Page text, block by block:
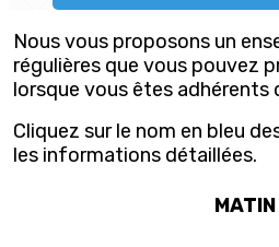
Nous vous proposons un
régulières que vous pouvez
lorsque vous êtes adhérents
Cliquez sur le nom en bleu
les informations détaillées.
MATIN